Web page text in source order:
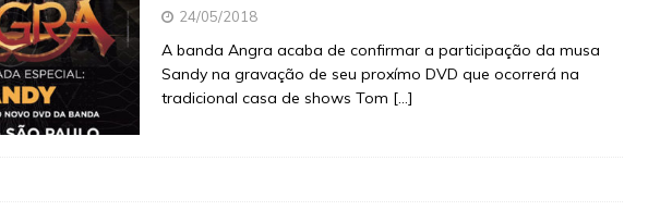
24/05/2018
A banda Angra acaba de confirmar a participação da musa
Sandy na gravação de seu proxímo DVD que ocorrerá na
tradicional casa de shows Tom […]